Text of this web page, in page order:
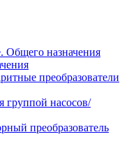
Общего назначения
преобразователи
группой насосов/
преобразователь